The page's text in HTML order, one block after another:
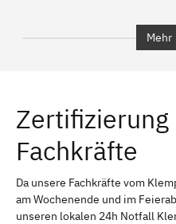
Erlangen
Bayreuth
Schweinfurt
Mehr
Fachkräfte
Da unsere Fachkräfte vom
am Wochenende und im
unseren lokalen 24h Notfall